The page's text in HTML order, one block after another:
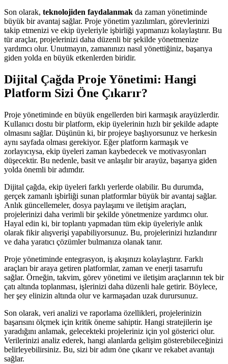
Son olarak, teknolojiden faydalanmak da zaman yönetiminde
büyük bir avantaj sağlar. Proje yönetim yazılımları, görevlerinizi
takip etmenizi ve ekip üyeleriyle işbirliği yapmanızı kolaylaştırır. Bu
tür araçlar, projelerinizi daha düzenli bir şekilde yönetmenize
yardımcı olur. Unutmayın, zamanınızı nasıl yönettiğiniz, başarıya
giden yolda en büyük etkenlerden biridir.
Dijital Çağda Proje Yönetimi: Hangi
Platform Sizi Öne Çıkarır?
Proje yönetiminde en büyük engellerden biri karmaşık arayüzlerdir.
Kullanıcı dostu bir platform, ekip üyelerinin hızlı bir şekilde adapte
olmasını sağlar. Düşünün ki, bir projeye başlıyorsunuz ve herkesin
aynı sayfada olması gerekiyor. Eğer platform karmaşık ve
zorlayıcıysa, ekip üyeleri zaman kaybedecek ve motivasyonları
düşecektir. Bu nedenle, basit ve anlaşılır bir arayüz, başarıya giden
yolda önemli bir adımdır.
Dijital çağda, ekip üyeleri farklı yerlerde olabilir. Bu durumda,
gerçek zamanlı işbirliği sunan platformlar büyük bir avantaj sağlar.
Anlık güncellemeler, dosya paylaşımı ve iletişim araçları,
projelerinizi daha verimli bir şekilde yönetmenize yardımcı olur.
Hayal edin ki, bir toplantı yapmadan tüm ekip üyeleriyle anlık
olarak fikir alışverişi yapabiliyorsunuz. Bu, projelerinizi hızlandırır
ve daha yaratıcı çözümler bulmanıza olanak tanır.
Proje yönetiminde entegrasyon, iş akışınızı kolaylaştırır. Farklı
araçları bir araya getiren platformlar, zaman ve enerji tasarrufu
sağlar. Örneğin, takvim, görev yönetimi ve iletişim araçlarının tek bir
çatı altında toplanması, işlerinizi daha düzenli hale getirir. Böylece,
her şey elinizin altında olur ve karmaşadan uzak durursunuz.
Son olarak, veri analizi ve raporlama özellikleri, projelerinizin
başarısını ölçmek için kritik öneme sahiptir. Hangi stratejilerin işe
yaradığını anlamak, gelecekteki projeleriniz için yol gösterici olur.
Verilerinizi analiz ederek, hangi alanlarda gelişim gösterebileceğinizi
belirleyebilirsiniz. Bu, sizi bir adım öne çıkarır ve rekabet avantajı
sağlar.